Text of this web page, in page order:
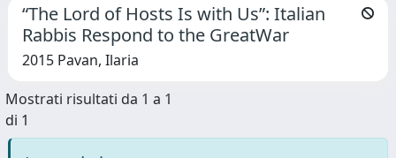
“The Lord of Hosts Is with Us”: Italian
Rabbis Respond to the GreatWar
2015 Pavan, Ilaria
Mostrati risultati da 1 a 1
di 1